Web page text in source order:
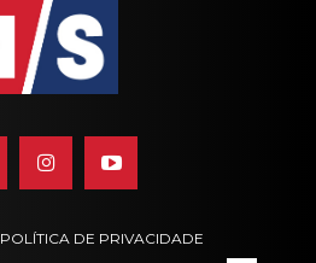
POLÍTICA DE PRIVACIDADE